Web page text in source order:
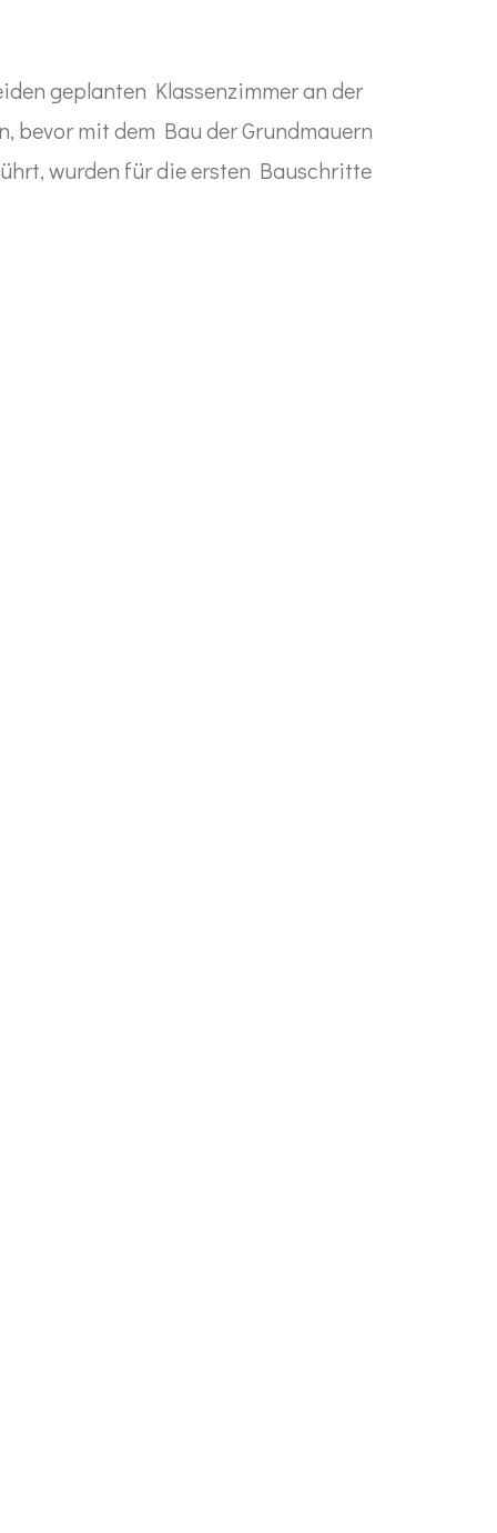
geplanten Klassenzimmer an der
bevor mit dem Bau der Grundmauern
wurden für die ersten Bauschritte